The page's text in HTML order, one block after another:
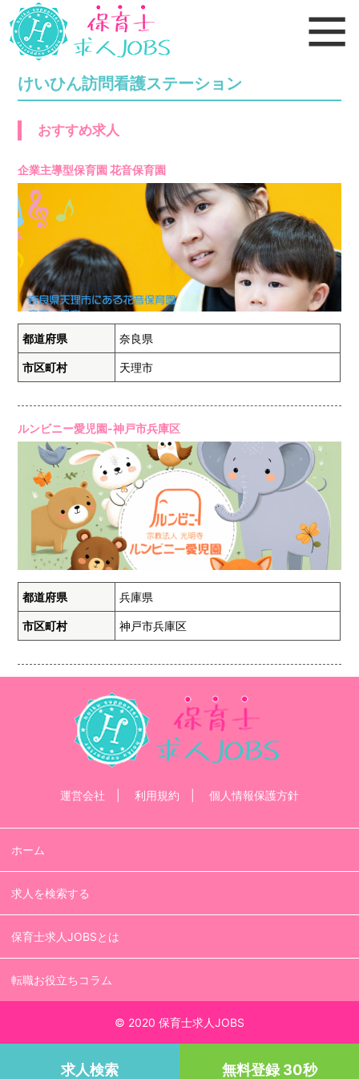
けいひん訪問看護ステーション
おすすめ求人
企業主導型保育園 花音保育園
都道府県 奈良県
市区町村 天理市
ルンビニー愛児園-神戸市兵庫区
都道府県 兵庫県
市区町村 神戸市兵庫区
運営会社 利用規約 個人情報保護方針
ホーム
求人を検索する
保育士求人JOBSとは
転職お役立ちコラム
© 2020 保育士求人JOBS
求人検索 無料登録 30秒